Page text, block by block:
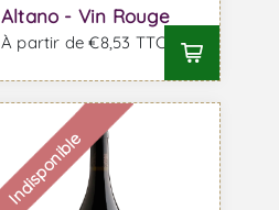
Altano - Vin Rouge
À partir de €8,53 TTC
Indisponible